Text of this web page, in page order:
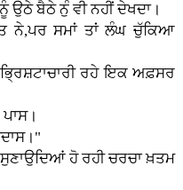
ਉਠੇ ਬੈਠੇ ਨੁੰ ਵੀ ਨਹੀਂ ਦੇਖਦਾ।
ਨੇ,ਪਰ ਸਮਾਂ ਤਾਂ ਲੰਘ ਚੁੱਕਿਆ
ਰਹੇ ਇਕ ਅਫ਼ਸਰ
ਹੋ ਰਹੀ ਚਰਚਾ ਖ਼ਤਮ